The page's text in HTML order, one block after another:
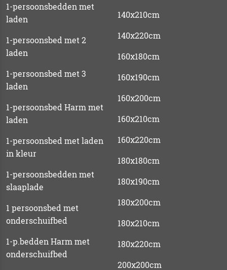
1-persoonsbedden met
laden
1-persoonsbed met 2
laden
1-persoonsbed met 3
laden
1-persoonsbed Harm met
laden
1-persoonsbed met laden
in kleur
1-persoonsbedden met
slaaplade
1 persoonsbed met
onderschuifbed
1-p.bedden Harm met
onderschuifbed
140x210cm
140x220cm
160x180cm
160x190cm
160x200cm
160x210cm
160x220cm
180x180cm
180x190cm
180x200cm
180x210cm
180x220cm
200x200cm